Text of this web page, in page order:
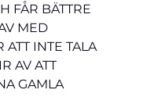
FÅR BÄTTRE
MED
ATT INTE TALA
AV ATT
GAMLA